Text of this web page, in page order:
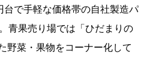
台で手軽な価格帯の自社製造パ
青果売り場では「ひだまりの
野菜・果物をコーナー化して